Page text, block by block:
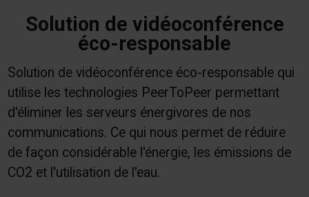
Solution de vidéoconférence
éco-responsable
Solution de vidéoconférence éco-responsable qui
utilise les technologies PeerToPeer permettant
d'éliminer les serveurs énergivores de nos
communications. Ce qui nous permet de réduire
de façon considérable l'énergie, les émissions de
CO2 et l'utilisation de l'eau.